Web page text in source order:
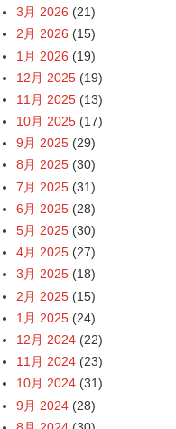
3月 2026 (21)
2月 2026 (15)
1月 2026 (19)
12月 2025 (19)
11月 2025 (13)
10月 2025 (17)
9月 2025 (29)
8月 2025 (30)
7月 2025 (31)
6月 2025 (28)
5月 2025 (30)
4月 2025 (27)
3月 2025 (18)
2月 2025 (15)
1月 2025 (24)
12月 2024 (22)
11月 2024 (23)
10月 2024 (31)
9月 2024 (28)